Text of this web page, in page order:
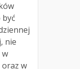
nie
w
oraz w